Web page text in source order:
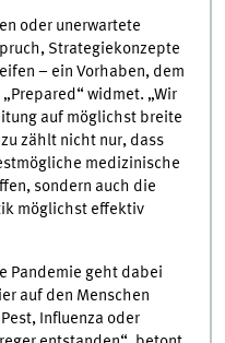
oder unerwartete
Strategiekonzepte
– ein Vorhaben, dem
widmet. „Wir
auf möglichst breite
zählt nicht nur, dass
medizinische
sondern auch die
möglichst effektiv
Pandemie geht dabei
auf den Menschen
Influenza oder